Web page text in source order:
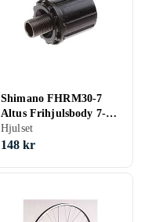
Shimano FHRM30-7
Altus Frihjulsbody 7-
delad
Hjulset
148 kr